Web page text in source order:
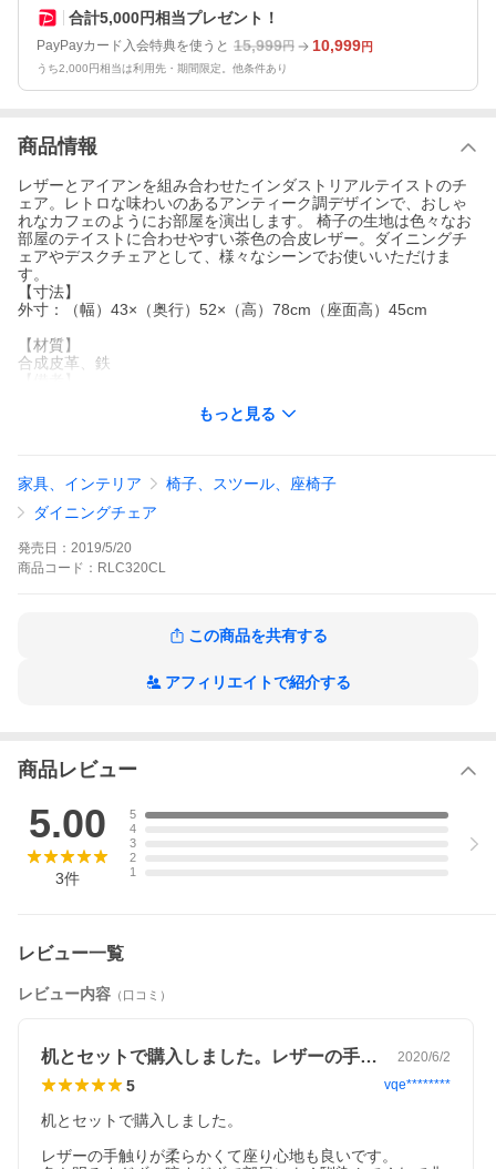
合計5,000円相当プレゼント！
PayPayカード入会特典を使うと 15,999円 10,999円
うち2,000円相当は利用先・期間限定。他条件あり
商品情報
レザーとアイアンを組み合わせたインダストリアルテイストのチ
ェア。レトロな味わいのあるアンティーク調デザインで、おしゃ
れなカフェのようにお部屋を演出します。 椅子の生地は色々なお
部屋のテイストに合わせやすい茶色の合皮レザー。ダイニングチ
ェアやデスクチェアとして、様々なシーンでお使いいただけま
す。
【寸法】
外寸：（幅）43×（奥行）52×（高）78cm（座面高）45cm
【材質】
合成皮革、鉄
※現地の職人がハンドメイドで仕上げている為、大きさ、質感、
テレワーク 在宅ワーク 在宅勤務 リモートワーク リモート勤務
→関連商品の単品ページへはこちら←
ダイニングチェア アイアン レザー 合皮 インダストリアル
もっと見る
家具、インテリア
椅子、スツール、座椅子
ダイニングチェア
発売日： 2019/5/20
商品 コード： RLC320CL
この商品を共有する
アフィリエイトで紹介する
商品レビュー
5.00
3件
5
4
3
2
1
レビュー一覧
レビュー内容 （口コミ）
机とセットで購入しました。レザーの手触… 2020/6/2
5 vqe********
机とセットで購入しました。
レザーの手触りが柔らかくて座り心地も良いです。